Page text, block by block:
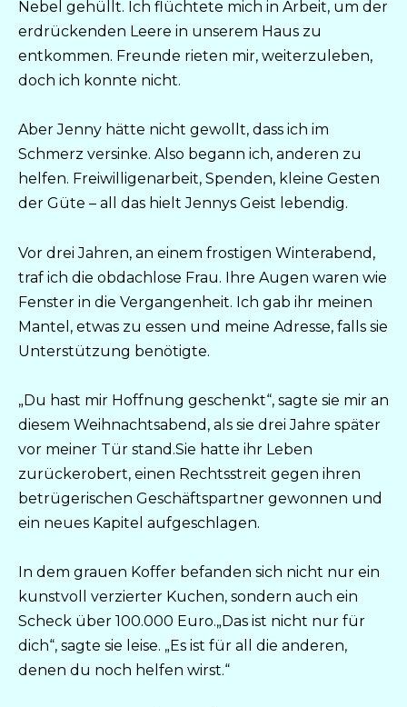
Nebel gehüllt. Ich flüchtete mich in Arbeit, um der
erdrückenden Leere in unserem Haus zu
entkommen. Freunde rieten mir, weiterzuleben,
doch ich konnte nicht.
Aber Jenny hätte nicht gewollt, dass ich im
Schmerz versinke. Also begann ich, anderen zu
helfen. Freiwilligenarbeit, Spenden, kleine Gesten
der Güte – all das hielt Jennys Geist lebendig.
Vor drei Jahren, an einem frostigen Winterabend,
traf ich die obdachlose Frau. Ihre Augen waren wie
Fenster in die Vergangenheit. Ich gab ihr meinen
Mantel, etwas zu essen und meine Adresse, falls sie
Unterstützung benötigte.
„Du hast mir Hoffnung geschenkt“, sagte sie mir an
diesem Weihnachtsabend, als sie drei Jahre später
vor meiner Tür stand.Sie hatte ihr Leben
zurückerobert, einen Rechtsstreit gegen ihren
betrügerischen Geschäftspartner gewonnen und
ein neues Kapitel aufgeschlagen.
In dem grauen Koffer befanden sich nicht nur ein
kunstvoll verzierter Kuchen, sondern auch ein
Scheck über 100.000 Euro.„Das ist nicht nur für
dich“, sagte sie leise. „Es ist für all die anderen,
denen du noch helfen wirst.“